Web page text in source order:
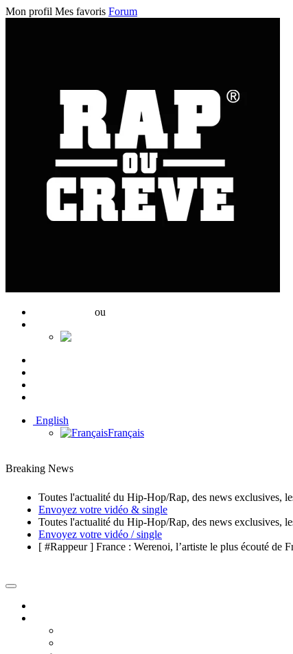
Mon profil Mes favoris Forum
ou
English
Français
Breaking News
Toutes l'actualité du Hip-Hop/Rap, des news exclusives,
Envoyez votre vidéo & single
Toutes l'actualité du Hip-Hop/Rap, des news exclusives,
Envoyez votre vidéo / single
[ #Rappeur ] France : Werenoi, l’artiste le plus écouté de